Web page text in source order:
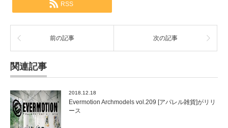
RSS
前の記事 次の記事
関連記事
2018.12.18
Evermotion Archmodels vol.209 [アパレル雑貨]がリリ
ース